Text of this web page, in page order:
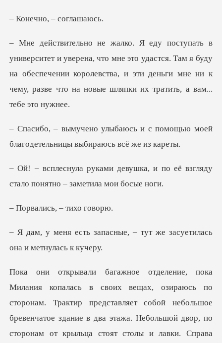
о, – сог
мне это удастся. Там я буду
на обеспечении королевства, и эти деньги мне
и с помощью моей
благодетельн
шка, и по её взгляду
стало пон
сь, – тих
сные, – тут же засуетилас
здание в два этажа. Небольшой двор, по
сторонам от крыльца стоят столы и лавки. Справа